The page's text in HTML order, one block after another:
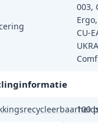
003,
CU-
100